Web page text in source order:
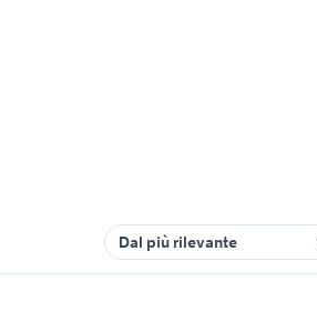
Dal più rilevante